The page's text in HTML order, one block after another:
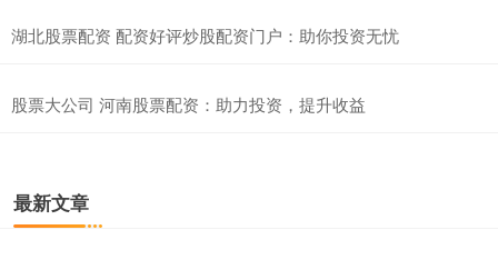
湖北股票配资 配资好评炒股配资门户：助你投资无忧
股票大公司 河南股票配资：助力投资，提升收益
最新文章